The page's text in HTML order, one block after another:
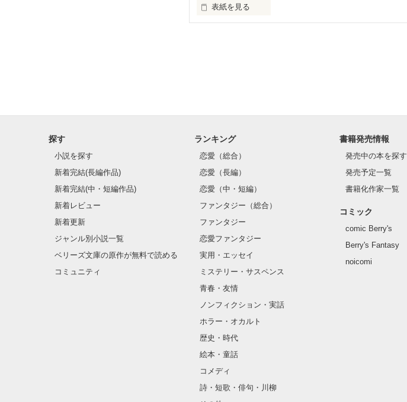
表紙を見る
あなたを想う気持ちは
こんなにも哀しいのに
こんなにも優しい。
探す
小説を探す
新着完結(長編作品)
新着完結(中・短編作品)
新着レビュー
新着更新
ジャンル別小説一覧
ベリーズ文庫の原作が無料で読める
コミュニティ
ランキング
恋愛（総合）
恋愛（長編）
恋愛（中・短編）
ファンタジー（総合）
ファンタジー
恋愛ファンタジー
実用・エッセイ
ミステリー・サスペンス
青春・友情
ノンフィクション・実話
ホラー・オカルト
歴史・時代
絵本・童話
コメディ
詩・短歌・俳句・川柳
書籍発売情報
発売中の本を探す
発売予定一覧
書籍化作家一覧
コミック
comic Berry's
Berry's Fantasy
noicomi